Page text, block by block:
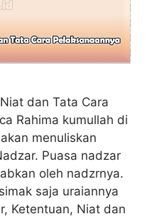
dan Tata Cara
Rahima kumullah di
menuliskan
Puasa nadzar
oleh nadzrnya.
saja uraiannya
Ketentuan, Niat dan